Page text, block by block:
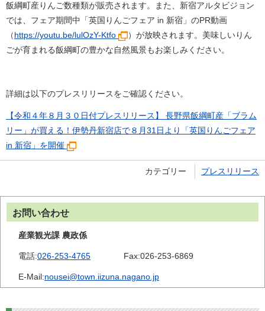
飯綱町産りんご数種類が販売されます。また、新宿アルタビジョン
では、フェア期間中「英国りんごフェア in 新宿」のPR動画
（https://youtu.be/lulOzY-Ktfo
）が放映されます。美味しいりん
ごが育まれる飯綱町の豊かな自然風景もお楽しみください。
詳細は以下のプレスリリースをご確認ください。
【令和４年８月３０日付プレスリリース】 長野県飯綱町産「ブラム
リー」が買える！伊勢丹新宿店で８月31日より「英国りんごフェア
in 新宿」を開催
カテゴリー プレスリリース
お問い合わせ
産業観光課 農政係
電話:026-253-4765 Fax:026-253-6869
E-Mail:nousei@town.iizuna.nagano.jp